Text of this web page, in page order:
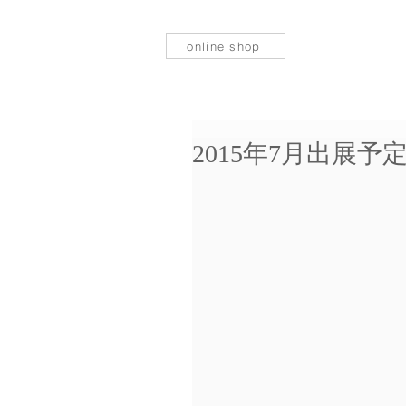
online shop
2015年7月出展予